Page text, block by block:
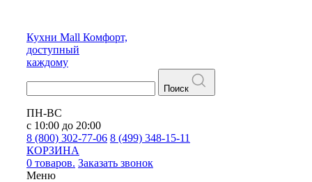
Кухни Mall Комфорт,
доступный
каждому
Поиск
ПН-ВС
с 10:00 до 20:00
8 (800) 302-77-06 8 (499) 348-15-11
КОРЗИНА
0 товаров. Заказать звонок
Меню